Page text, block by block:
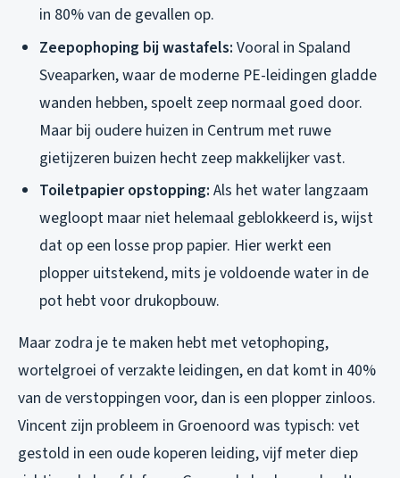
in 80% van de gevallen op.
Zeepophoping bij wastafels: Vooral in Spaland
Sveaparken, waar de moderne PE-leidingen gladde
wanden hebben, spoelt zeep normaal goed door.
Maar bij oudere huizen in Centrum met ruwe
gietijzeren buizen hecht zeep makkelijker vast.
Toiletpapier opstopping: Als het water langzaam
wegloopt maar niet helemaal geblokkeerd is, wijst
dat op een losse prop papier. Hier werkt een
plopper uitstekend, mits je voldoende water in de
pot hebt voor drukopbouw.
Maar zodra je te maken hebt met vetophoping,
wortelgroei of verzakte leidingen, en dat komt in 40%
van de verstoppingen voor, dan is een plopper zinloos.
Vincent zijn probleem in Groenoord was typisch: vet
gestold in een oude koperen leiding, vijf meter diep